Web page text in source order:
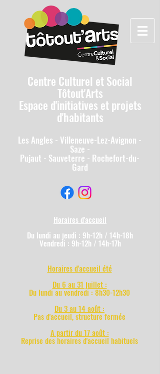
Centre Culturel et Social
Tôtout'Arts
Espace d'initiatives et projets
d'habitants
Les Angles - Villeneuve-Lez-Avignon -
Saze -
Pujaut - Sauveterre - Rochefort-du-
Gard
Horaires d'accueil
Du lundi au jeudi : 9h-12h / 14h-18h
Vendredi : 9h-12h / 14h-17h
Horaires d'accueil été
Du 6 au 31 juillet :
Du lundi au vendredi : 8h30-12h30
Du 3 au 14 août :
Pas d'accueil, structure fermée
A partir du 17 août :
Reprise des horaires d'accueil habituels